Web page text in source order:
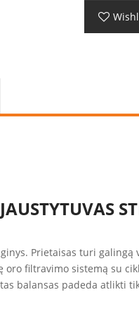
Prietaisas turi
oro filtravimo sistemą su
balansas padeda atlikti